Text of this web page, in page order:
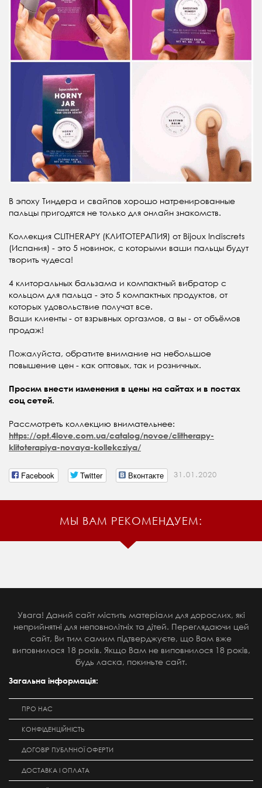
В эпоху Тиндера и свайпов хорошо натренированные
пальцы пригодятся не только для онлайн знакомств.
Коллекция CLITHERAPY (КЛИТОТЕРАПИЯ) от Bijoux Indiscrets
(Испания) - это 5 новинок, с которыми ваши пальцы будут
творить чудеса!
4 клиторальных бальзама и компактный вибратор с
кольцом для пальца - это 5 компактных продуктов, от
которых удовольствие получат все.
Ваши клиенты - от взрывных оргазмов, а вы - от объёмов
продаж!
Пожалуйста, обратите внимание на небольшое
повышение цен - как оптовых, так и розничных.
Просим внести изменения в цены на сайтах и в постах
соц сетей.
Рассмотреть коллекцию внимательнее:
https://opt.4love.com.ua/catalog/novoe/clitherapy-
klitoterapiya-novaya-kollekcziya/
Facebook Twitter Вконтакте 31.01.2020
МЫ ВАМ РЕКОМЕНДУЕМ:
Увага! Даний сайт містить матеріали для дорослих, які
неприйнятні для неповнолітніх та дітей. Переглядаючи цей
сайт, Ви тим самим підтверджуєте, що Вам вже
виповнилося 18 років. Якщо Вам не виповнилося 18 років,
будь ласка, покиньте сайт.
Загальна інформація:
ПРО НАС
КОНФІДЕНЦІЙНІСТЬ
ДОГОВІР ПУБЛІЧНОЇ ОФЕРТИ
ДОСТАВКА І ОПЛАТА